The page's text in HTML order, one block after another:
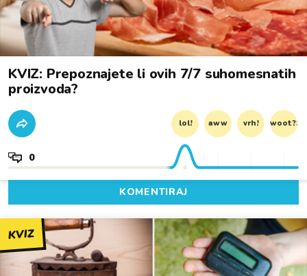
KVIZ: Prepoznajete li ovih 7/7 suhomesnatih
proizvoda?
lol! aww vrh! woot?!
0
KOMENTIRAJ
KVIZ